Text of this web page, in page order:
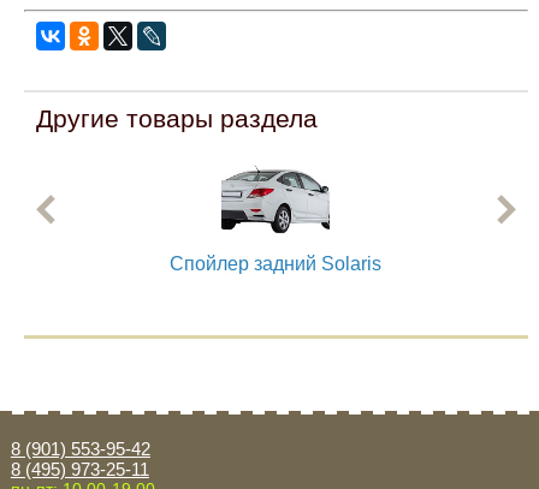
Другие товары раздела
Спойлер задний Solaris
8 (901) 553-95-42
8 (495) 973-25-11
Opel
Renault
Дополнительные товары